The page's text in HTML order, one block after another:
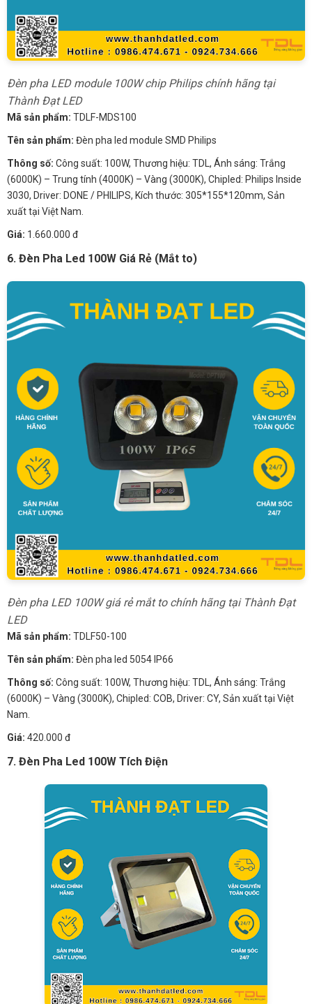
Đèn pha LED module 100W chip Philips chính hãng tại
Thành Đạt LED
Mã sản phẩm: TDLF-MDS100
Tên sản phẩm: Đèn pha led module SMD Philips
Thông số: Công suất: 100W, Thương hiệu: TDL, Ánh sáng: Trắng
(6000K) – Trung tính (4000K) – Vàng (3000K), Chipled: Philips Inside
3030, Driver: DONE / PHILIPS, Kích thước: 305*155*120mm, Sản
xuất tại Việt Nam.
Giá: 1.660.000 đ
6. Đèn Pha Led 100W Giá Rẻ (Mắt to)
Đèn pha LED 100W giá rẻ mắt to chính hãng tại Thành Đạt
LED
Mã sản phẩm: TDLF50-100
Tên sản phẩm: Đèn pha led 5054 IP66
Thông số: Công suất: 100W, Thương hiệu: TDL, Ánh sáng: Trắng
(6000K) – Vàng (3000K), Chipled: COB, Driver: CY, Sản xuất tại Việt
Nam.
Giá: 420.000 đ
7. Đèn Pha Led 100W Tích Điện